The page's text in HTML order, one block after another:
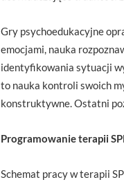
Gry psychoedukacyjne
emocjami, nauka
identyfikowania sytuacji
to nauka kontroli swoich
konstruktywne. Ostatni
Programowanie terapii
Schemat pracy w terapii